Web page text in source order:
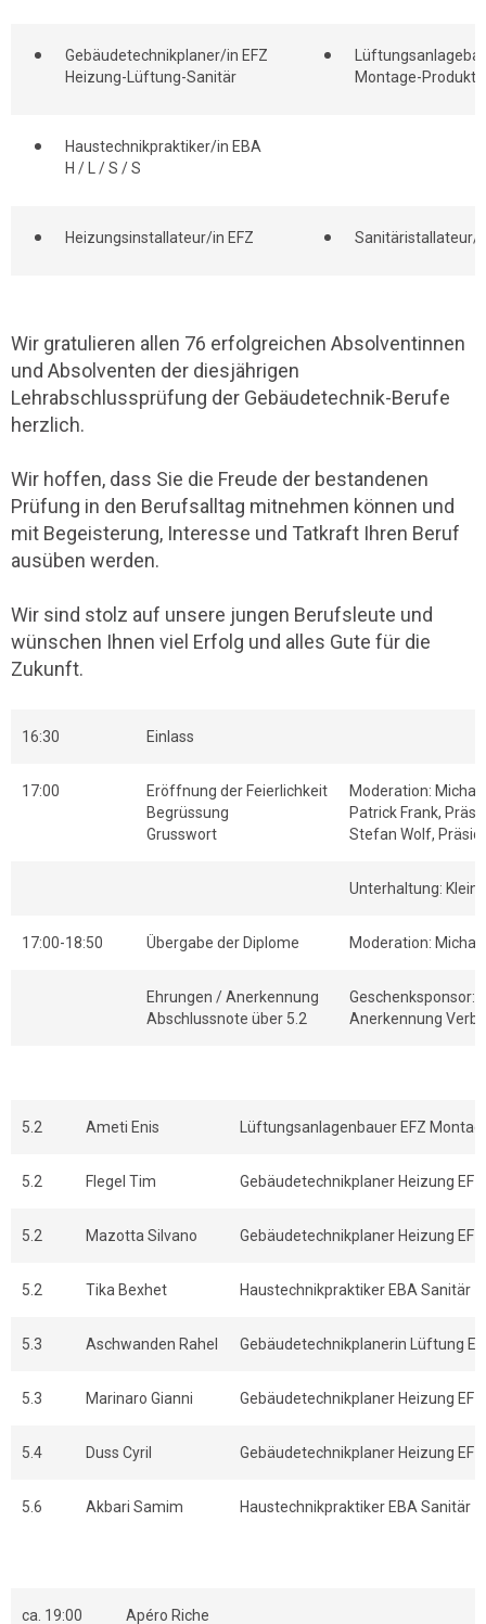
Gebäudetechnikplaner/in EFZ
Heizung-Lüftung-Sanitär
Montage-
Haustechnikpraktiker/in EBA
H / L / S / S
Heizungsinstallateur/in EFZ Sanitäristallateur/
Wir gratulieren allen 76 erfolgreichen Absolventinnen
und Absolventen der diesjährigen
Lehrabschlussprüfung der Gebäudetechnik-Berufe
herzlich.
Wir hoffen, dass Sie die Freude der bestandenen
Prüfung in den Berufsalltag mitnehmen können und
mit Begeisterung, Interesse und Tatkraft Ihren Beruf
ausüben werden.
Wir sind stolz auf unsere jungen Berufsleute und
wünschen Ihnen viel Erfolg und alles Gute für die
Zukunft.
16:30 Einlass
17:00
Eröffnung der Feierlichkeit
Begrüssung
Grusswort
Moderation:
Patrick Frank,
Stefan Wolf,
Unterhaltung:
17:00-18:50 Übergabe der Diplome Moderation:
Ehrungen / Anerkennung
Abschlussnote über 5.2
Geschenksponsor:
Anerkennung
5.2 Ameti Enis Lüftungsanlagenbauer EFZ
5.2 Flegel Tim Gebäudetechnikplaner Heizung EFZ
5.2 Mazotta Silvano Gebäudetechnikplaner Heizung EFZ
5.2 Tika Bexhet Haustechnikpraktiker EBA Sanitär
5.3 Aschwanden Rahel Gebäudetechnikplanerin Lüftung
5.3 Marinaro Gianni Gebäudetechnikplaner Heizung EFZ
5.4 Duss Cyril Gebäudetechnikplaner Heizung EFZ
5.6 Akbari Samim Haustechnikpraktiker EBA Sanitär
ca. 19:00 Apéro Riche